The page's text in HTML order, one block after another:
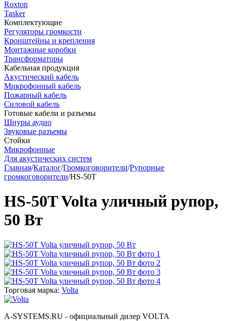
Roxton
Tasker
Комплектующие
Регуляторы громкости
Кронштейны и крепления
Монтажные коробки
Трансформаторы
Кабельная продукция
Акустический кабель
Микрофонный кабель
Пожарный кабель
Силовой кабель
Готовые кабели и разъемы
Шнуры аудио
Звуковые разъемы
Стойки
Микрофонные
Для акустических систем
Главная/Каталог/Громкоговорители/Рупорные
громкоговорители/HS-50T
HS-50T Volta уличный рупор,
50 Вт
Торговая марка: Volta
A-SYSTEMS.RU - официальный дилер VOLTA